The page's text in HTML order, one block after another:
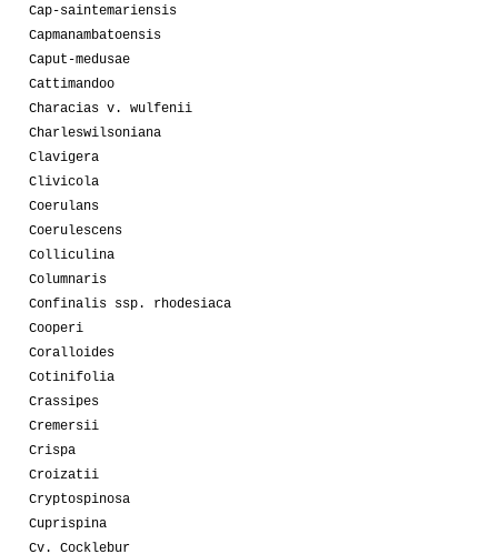
Cap-saintemariensis
Capmanambatoensis
Caput-medusae
Cattimandoo
Characias v. wulfenii
Charleswilsoniana
Clavigera
Clivicola
Coerulans
Coerulescens
Colliculina
Columnaris
Confinalis ssp. rhodesiaca
Cooperi
Coralloides
Cotinifolia
Crassipes
Cremersii
Crispa
Croizatii
Cryptospinosa
Cuprispina
Cv. Cocklebur